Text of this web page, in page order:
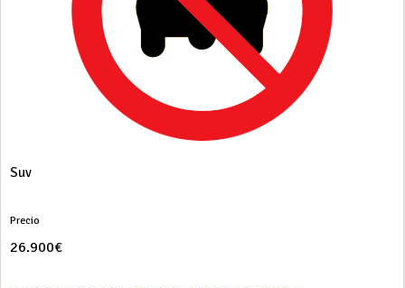
Suv
Precio
26.900€